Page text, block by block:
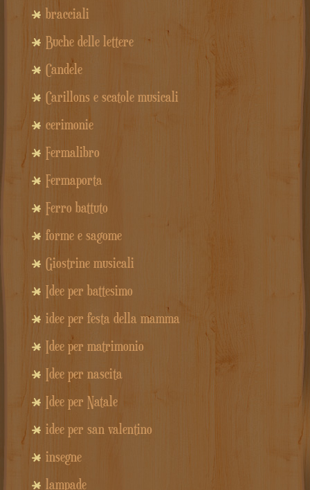
bracciali
Buche delle lettere
Candele
Carillons e scatole musicali
cerimonie
Fermalibro
Fermaporta
Ferro battuto
forme e sagome
Giostrine musicali
Idee per battesimo
idee per festa della mamma
Idee per matrimonio
Idee per nascita
Idee per Natale
idee per san valentino
insegne
lampade